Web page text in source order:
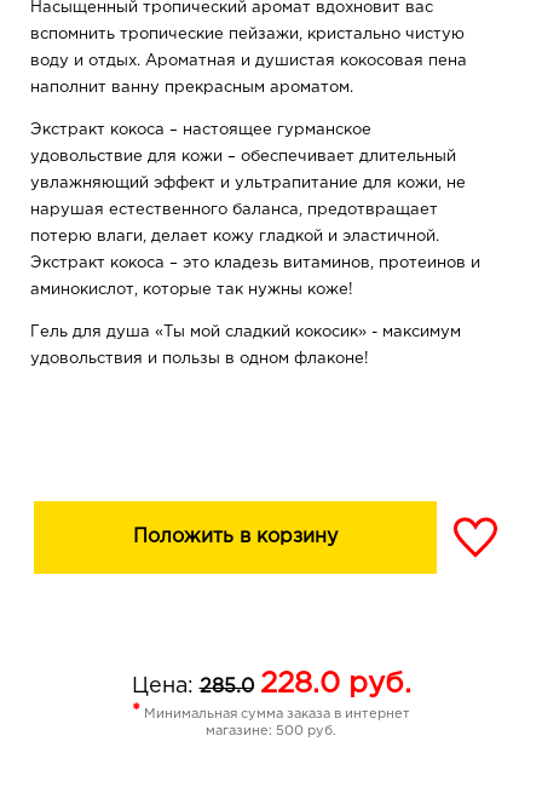
Насыщенный тропический аромат вдохновит вас
вспомнить тропические пейзажи, кристально чистую
воду и отдых. Ароматная и душистая кокосовая пена
наполнит ванну прекрасным ароматом.
Экстракт кокоса – настоящее гурманское
удовольствие для кожи – обеспечивает длительный
увлажняющий эффект и ультрапитание для кожи, не
нарушая естественного баланса, предотвращает
потерю влаги, делает кожу гладкой и эластичной.
Экстракт кокоса – это кладезь витаминов, протеинов и
аминокислот, которые так нужны коже!
Гель для душа «Ты мой сладкий кокосик» - максимум
удовольствия и пользы в одном флаконе!
Положить в корзину
Цена:285.0 228.0руб.
* Минимальная сумма заказа в интернет
магазине: 500 руб.